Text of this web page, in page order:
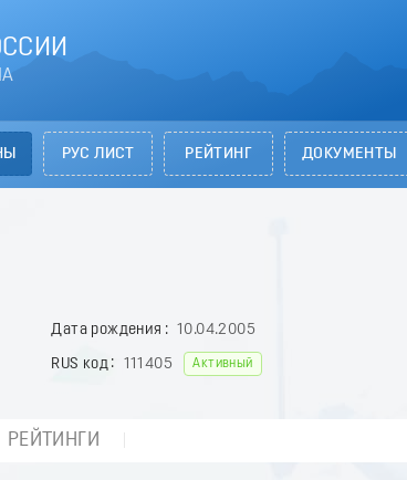
РУС ЛИСТ РЕЙТИНГ ДОКУМЕНТЫ
Дата рождения 10.04.2005
RUS код 111405 Активный
РЕЙТИНГИ